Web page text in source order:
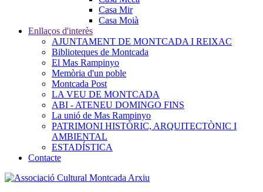
Casa Mir
Casa Moià
Enllaços d'interès
AJUNTAMENT DE MONTCADA I REIXAC
Biblioteques de Montcada
El Mas Rampinyo
Memòria d'un poble
Montcada Post
LA VEU DE MONTCADA
ABI - ATENEU DOMINGO FINS
La unió de Mas Rampinyo
PATRIMONI HISTÒRIC, ARQUITECTÒNIC I
AMBIENTAL
ESTADÍSTICA
Contacte